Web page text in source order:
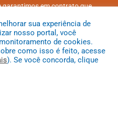
garantimos em contrato que
Pública
Prefeitura Municipal de Coroatá
sua experiência de
nosso portal, você
de cookies.
como isso é feito, acesse
). Se você concorda, clique